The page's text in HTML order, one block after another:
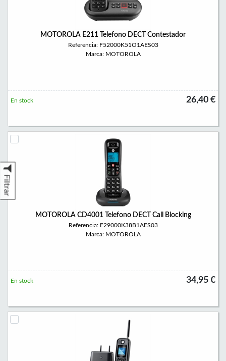
Filtrar
MOTOROLA E211 Telefono DECT Contestador
Referencia: F52000K51O1AES03
Marca: MOTOROLA
26,40 €
En stock
MOTOROLA CD4001 Telefono DECT Call Blocking
Referencia: F29000K38B1AES03
Marca: MOTOROLA
34,95 €
En stock